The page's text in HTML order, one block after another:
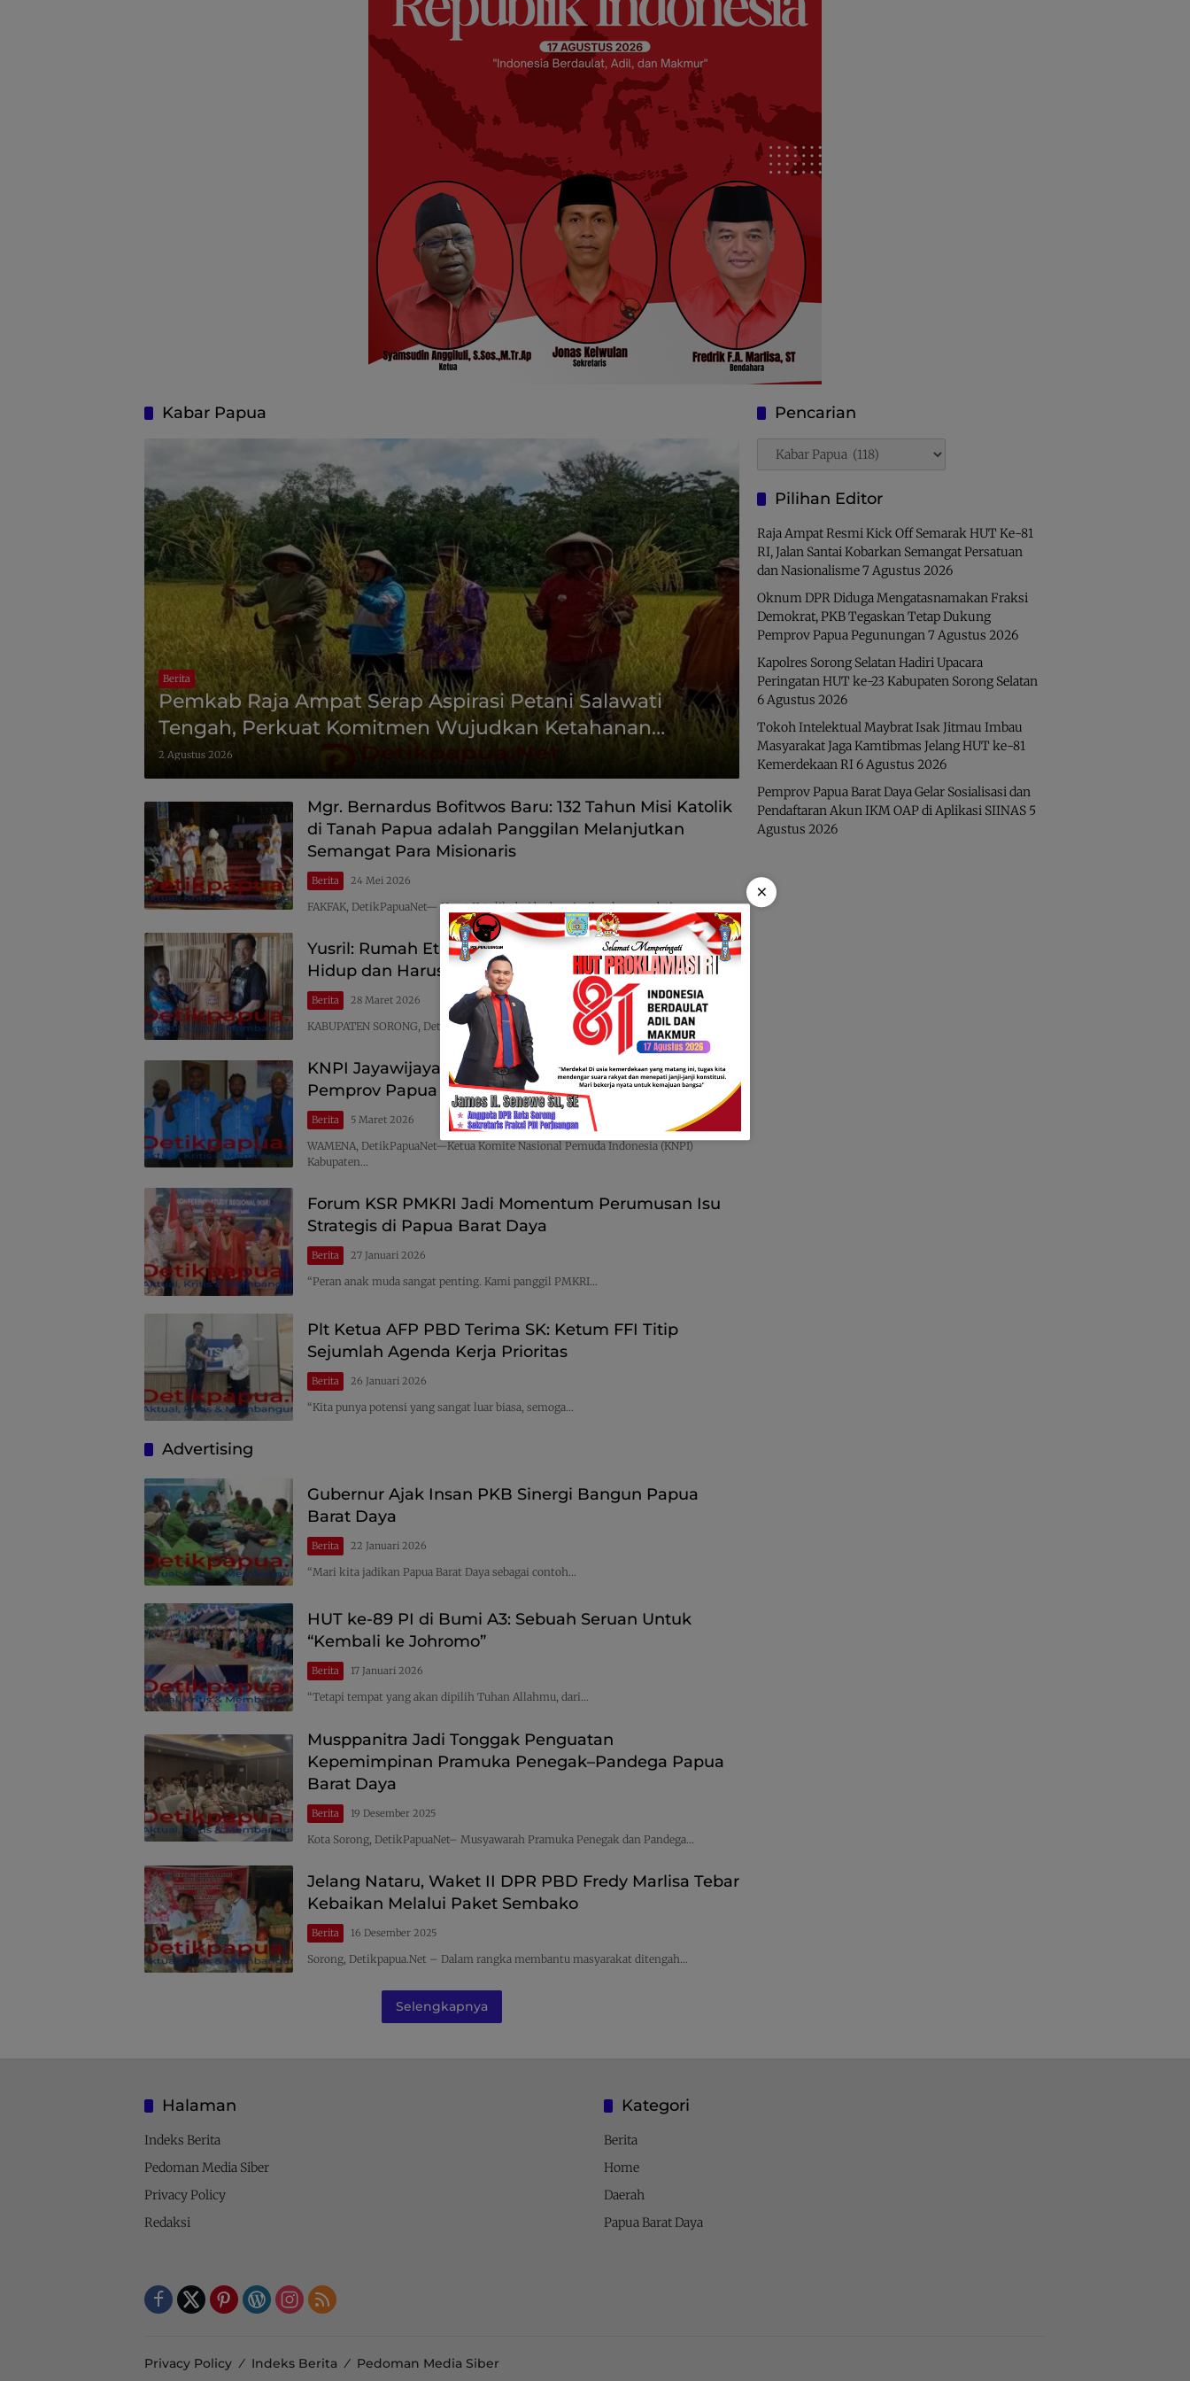
Kabar Papua
Berita
Pemkab Raja Ampat Serap Aspirasi Petani Salawati
Tengah, Perkuat Komitmen Wujudkan Ketahanan
Pangan Daerah
2 Agustus 2026
Mgr. Bernardus Bofitwos Baru: 132 Tahun Misi Katolik
di Tanah Papua adalah Panggilan Melanjutkan
Semangat Para Misionaris
Berita 24 Mei 2026
FAKFAK, DetikPapuaNet— Umat Katolik dari berbagai wilayah memadati…
Yusril: Rumah Etnik Papua Bukti Nyata Budaya
Hidup dan Harus Didukung Pemerintah
Berita 28 Maret 2026
KABUPATEN SORONG, DetikPapuaNet— Menteri Koordinator Bidang Hukum, HAM,…
KNPI Jayawijaya Desak Pemkab Tarik Aset dari
Pemprov Papua Pegunungan
Berita 5 Maret 2026
WAMENA, DetikPapuaNet—Ketua Komite Nasional Pemuda Indonesia (KNPI)
Kabupaten…
Forum KSR PMKRI Jadi Momentum Perumusan Isu
Strategis di Papua Barat Daya
Berita 27 Januari 2026
“Peran anak muda sangat penting. Kami panggil PMKRI…
Plt Ketua AFP PBD Terima SK: Ketum FFI Titip
Sejumlah Agenda Kerja Prioritas
Berita 26 Januari 2026
“Kita punya potensi yang sangat luar biasa, semoga…
Advertising
Gubernur Ajak Insan PKB Sinergi Bangun Papua
Barat Daya
Berita 22 Januari 2026
“Mari kita jadikan Papua Barat Daya sebagai contoh…
HUT ke-89 PI di Bumi A3: Sebuah Seruan Untuk
“Kembali ke Johromo”
Berita 17 Januari 2026
“Tetapi tempat yang akan dipilih Tuhan Allahmu, dari…
Musppanitra Jadi Tonggak Penguatan
Kepemimpinan Pramuka Penegak–Pandega Papua
Barat Daya
Berita 19 Desember 2025
Kota Sorong, DetikPapuaNet– Musyawarah Pramuka Penegak dan Pandega…
Jelang Nataru, Waket II DPR PBD Fredy Marlisa Tebar
Kebaikan Melalui Paket Sembako
Berita 16 Desember 2025
Sorong, Detikpapua.Net – Dalam rangka membantu masyarakat ditengah…
Selengkapnya
Pencarian
Pencarian
Pilihan Editor
Raja Ampat Resmi Kick Off Semarak HUT Ke-81
RI, Jalan Santai Kobarkan Semangat Persatuan
dan Nasionalisme7 Agustus 2026
Oknum DPR Diduga Mengatasnamakan Fraksi
Demokrat, PKB Tegaskan Tetap Dukung
Pemprov Papua Pegunungan7 Agustus 2026
Kapolres Sorong Selatan Hadiri Upacara
Peringatan HUT ke-23 Kabupaten Sorong Selatan
6 Agustus 2026
Tokoh Intelektual Maybrat Isak Jitmau Imbau
Masyarakat Jaga Kamtibmas Jelang HUT ke-81
Kemerdekaan RI6 Agustus 2026
Pemprov Papua Barat Daya Gelar Sosialisasi dan
Pendaftaran Akun IKM OAP di Aplikasi SIINAS 5
Agustus 2026
Halaman
Indeks Berita
Pedoman Media Siber
Privacy Policy
Redaksi
Kategori
Berita
Home
Daerah
Papua Barat Daya
Privacy Policy Indeks Berita Pedoman Media Siber
×